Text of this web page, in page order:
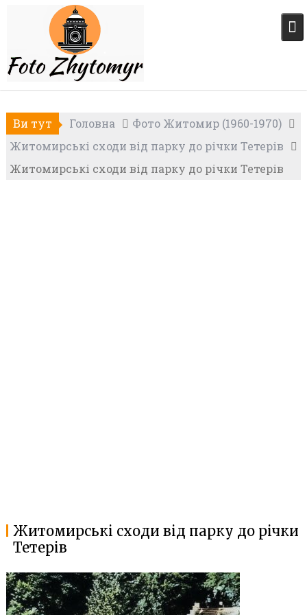
Ви тут Головна
Фото Житомир (1960-1970)
Житомирські сходи від парку до річки Тетерів
Житомирські сходи від парку до річки Тетерів
Житомирські сходи від парку до річки
Тетерів